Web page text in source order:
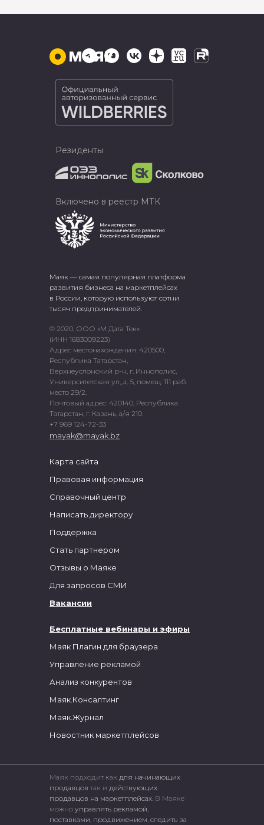
Маяк — самая популярная платформа
развития бизнеса на маркетплейсах
в России, которую используют сотни
тысяч предпринимателей.
© 2020, ООО «М Дата Тек»
(ИНН 1683009223)
Адрес местонахождения: 420500,
Республика Татарстан,
Верхнеуслонский р-н, г. Иннополис,
Университетская ул, д. 5, помещ. 111 раб.
место 29/2.
Почтовый адрес: 420140, Республика
Татарстан, г. Казань, а/я 210.
+7 969 124-72-33
mayak@mayak.bz
Бесплатные вебинары и эфиры
Маяк Плагин для браузера
Управление рекламой
Анализ конкурентов
Маяк.Консалтинг
Маяк.Журнал
Новостник маркетплейсов
Карта сайта
Правовая информация
Справочный центр
Написать директору
Поддержка
Стать партнером
Отзывы о Маяке
Для запросов СМИ
Вакансии
Резиденты
Включено в реестр МТК
Маяк подходит как для начинающих
продавцов так и действующих
продавцов на маркетплейсах. В Маяке
можно управлять рекламой,
поставками, продвижением, следить за